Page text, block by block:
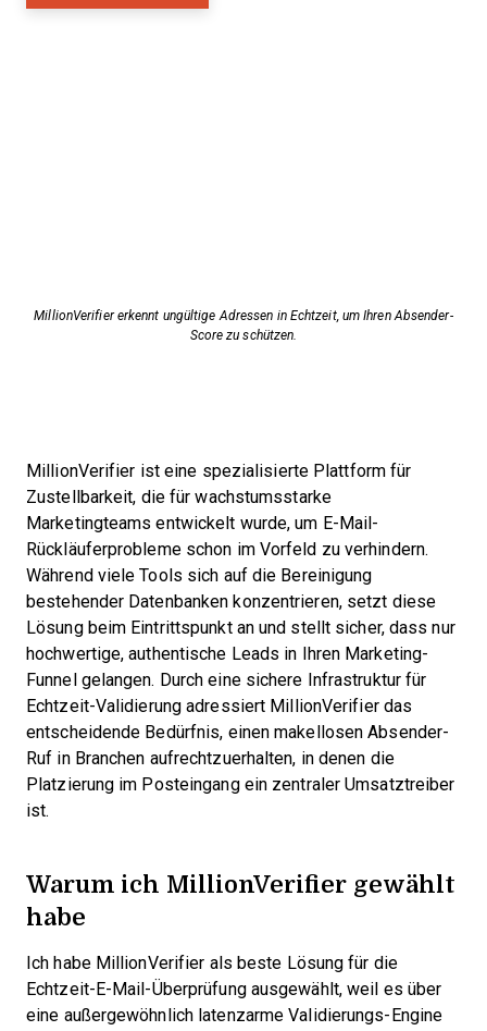
MillionVerifier erkennt ungültige Adressen in Echtzeit, um Ihren Absender-
Score zu schützen.
MillionVerifier ist eine spezialisierte Plattform für
Zustellbarkeit, die für wachstumsstarke
Marketingteams entwickelt wurde, um E-Mail-
Rückläuferprobleme schon im Vorfeld zu verhindern.
Während viele Tools sich auf die Bereinigung
bestehender Datenbanken konzentrieren, setzt diese
Lösung beim Eintrittspunkt an und stellt sicher, dass nur
hochwertige, authentische Leads in Ihren Marketing-
Funnel gelangen. Durch eine sichere Infrastruktur für
Echtzeit-Validierung adressiert MillionVerifier das
entscheidende Bedürfnis, einen makellosen Absender-
Ruf in Branchen aufrechtzuerhalten, in denen die
Platzierung im Posteingang ein zentraler Umsatztreiber
ist.
Warum ich MillionVerifier gewählt
habe
Ich habe MillionVerifier als beste Lösung für die
Echtzeit-E-Mail-Überprüfung ausgewählt, weil es über
eine außergewöhnlich latenzarme Validierungs-Engine